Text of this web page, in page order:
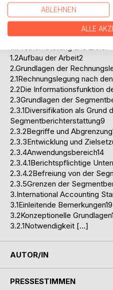
AbbildungsverzeichnisIV
TabellenverzeichnisV
AbkürzungsverzeichnisVI
1.Einleitung1
1.1Problemstellung und Ziele1
1.2Aufbau der Arbeit2
2.Grundlagen der
2.1Rechnungslegung nach
2.2Die Informationsfunktion
2.3Grundlagen der
2.3.1Diversifikation als Grund
Segmentberichterstattung9
2.3.2Begriffe und
2.3.3Entwicklung und
2.3.4Anwendungsbereich14
2.3.4.1Berichtspflichtige
2.3.4.2Befreiung von der
2.3.5Grenzen der
3.International Accounting
3.1Einleitende Bemerkungen19
3.2Konzeptionelle
3.2.1Notwendigkeit […]
AUTOR/IN
PRESSESTIMMEN
ABLEHNEN
ALLE